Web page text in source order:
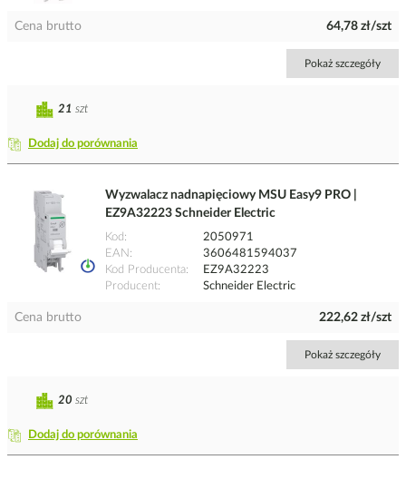
Cena brutto 64,78 zł/szt
Pokaż szczegóły
Dodaj do porównania
21 szt
Wyzwalacz nadnapięciowy MSU Easy9 PRO |
EZ9A32223 Schneider Electric
Kod
2050971
EAN
3606481594037
Kod Producenta
EZ9A32223
Producent
Schneider Electric
Cena brutto 222,62 zł/szt
Pokaż szczegóły
Dodaj do porównania
20 szt